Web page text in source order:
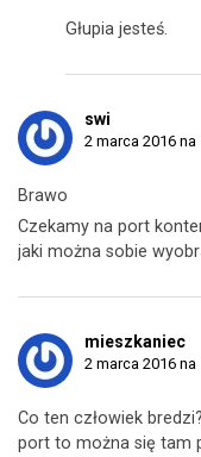
Głupia jesteś.
swi
2 marca 2016 na
Brawo
Czekamy na port
jaki można sobie
mieszkaniec
2 marca 2016 na
Co ten człowiek
port to można się tam